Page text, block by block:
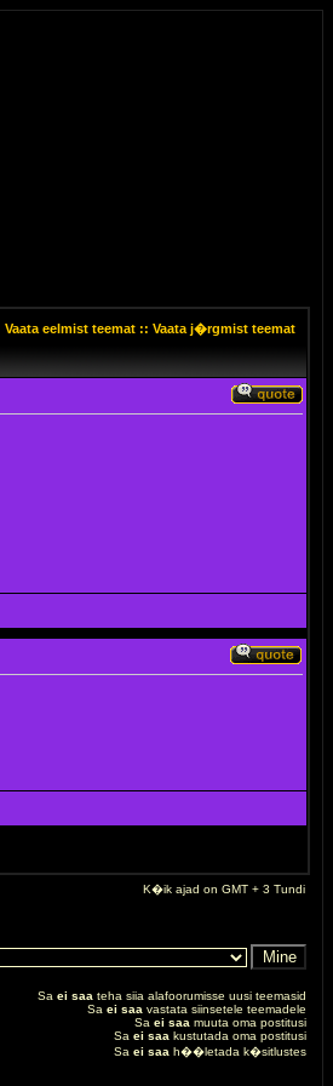
Vaata eelmist teemat :: Vaata j�rgmist teemat
K�ik ajad on GMT + 3 Tundi
Sa ei saa teha siia alafoorumisse uusi teemasid
Sa ei saa vastata siinsetele teemadele
Sa ei saa muuta oma postitusi
Sa ei saa kustutada oma postitusi
Sa ei saa h��letada k�sitlustes